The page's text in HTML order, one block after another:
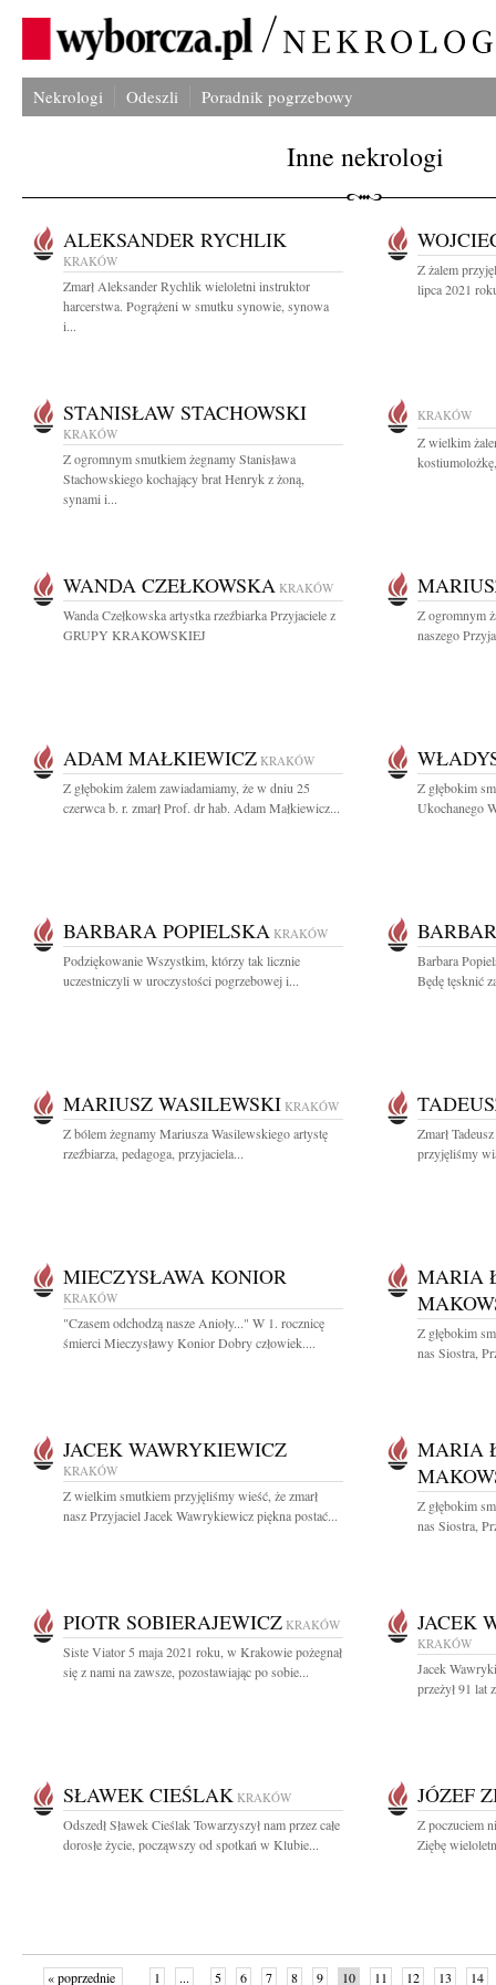
Nekrologi Odeszli Poradnik pogrzebowy
Inne nekrologi
ALEKSANDER RYCHLIK
KRAKÓW
Zmarł Aleksander Rychlik wieloletni instruktor
harcerstwa. Pogrążeni w smutku synowie, synowa
i...
Z żalem
lipca 2021
STANISŁAW STACHOWSKI
KRAKÓW
Z ogromnym smutkiem żegnamy Stanisława
Stachowskiego kochający brat Henryk z żoną,
synami i...
KRAKÓW
Z wielkim
WANDA CZEŁKOWSKA KRAKÓW
Wanda Czełkowska artystka rzeźbiarka Przyjaciele z
GRUPY KRAKOWSKIEJ
Z ogromnym
naszego
ADAM MAŁKIEWICZ KRAKÓW
Z głębokim żalem zawiadamiamy, że w dniu 25
czerwca b. r. zmarł Prof. dr hab. Adam Małkiewicz...
Z głębokim
Ukochanego
BARBARA POPIELSKA KRAKÓW
Podziękowanie Wszystkim, którzy tak licznie
uczestniczyli w uroczystości pogrzebowej i...
Barbara
Będę tęsknić
MARIUSZ WASILEWSKI KRAKÓW
Z bólem żegnamy Mariusza Wasilewskiego artystę
rzeźbiarza, pedagoga, przyjaciela...
Zmarł
przyjęliśmy
MIECZYSŁAWA KONIOR
KRAKÓW
"Czasem odchodzą nasze Anioły..." W 1. rocznicę
śmierci Mieczysławy Konior Dobry człowiek....
MARIA
Z głębokim
nas Siostra,
JACEK WAWRYKIEWICZ
KRAKÓW
Z wielkim smutkiem przyjęliśmy wieść, że zmarł
nasz Przyjaciel Jacek Wawrykiewicz piękna postać...
MARIA
Z głębokim
nas Siostra,
PIOTR SOBIERAJEWICZ KRAKÓW
Siste Viator 5 maja 2021 roku, w Krakowie pożegnał
się z nami na zawsze, pozostawiając po sobie...
JACEK
KRAKÓW
Jacek
przeżył 91 lat
SŁAWEK CIEŚLAK KRAKÓW
Odszedł Sławek Cieślak Towarzyszył nam przez całe
dorosłe życie, począwszy od spotkań w Klubie...
JÓZEF
Z poczuciem
Ziębę
« poprzednie 1 ... 5 6 7 8 9 10 11 12 13 14